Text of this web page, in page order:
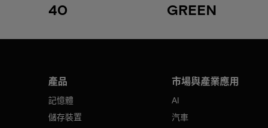
40 GREEN
產品
記憶體
儲存裝置
市場與產業應用
AI
汽車